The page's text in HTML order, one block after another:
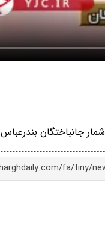
شمار جانباختگان بندرعباس